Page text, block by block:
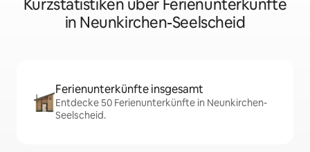
Kurzstatistiken über Ferienunterkünfte
in Neunkirchen-Seelscheid
Ferienunterkünfte insgesamt
Entdecke 50 Ferienunterkünfte in Neunkirchen-
Seelscheid.